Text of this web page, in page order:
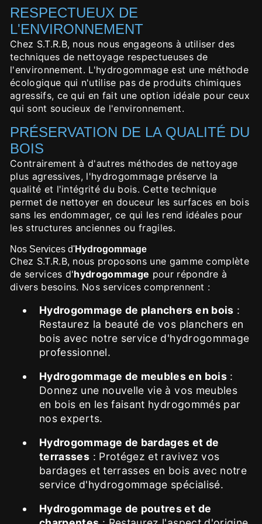
RESPECTUEUX DE
L'ENVIRONNEMENT
Chez S.T.R.B, nous nous engageons à utiliser des
techniques de nettoyage respectueuses de
l'environnement. L'hydrogommage est une méthode
écologique qui n'utilise pas de produits chimiques
agressifs, ce qui en fait une option idéale pour ceux
qui sont soucieux de l'environnement.
PRÉSERVATION DE LA QUALITÉ DU
BOIS
Contrairement à d'autres méthodes de nettoyage
plus agressives, l'hydrogommage préserve la
qualité et l'intégrité du bois. Cette technique
permet de nettoyer en douceur les surfaces en bois
sans les endommager, ce qui les rend idéales pour
les structures anciennes ou fragiles.
Nos Services d'Hydrogommage
Chez S.T.R.B, nous proposons une gamme complète
de services d'hydrogommage pour répondre à
divers besoins. Nos services comprennent :
Hydrogommage de planchers en bois :
Restaurez la beauté de vos planchers en
bois avec notre service d'hydrogommage
professionnel.
Hydrogommage de meubles en bois:
Donnez une nouvelle vie à vos meubles
en bois en les faisant hydrogommés par
nos experts.
Hydrogommage de bardages et de
terrasses : Protégez et ravivez vos
bardages et terrasses en bois avec notre
service d'hydrogommage spécialisé.
Hydrogommage de poutres et de